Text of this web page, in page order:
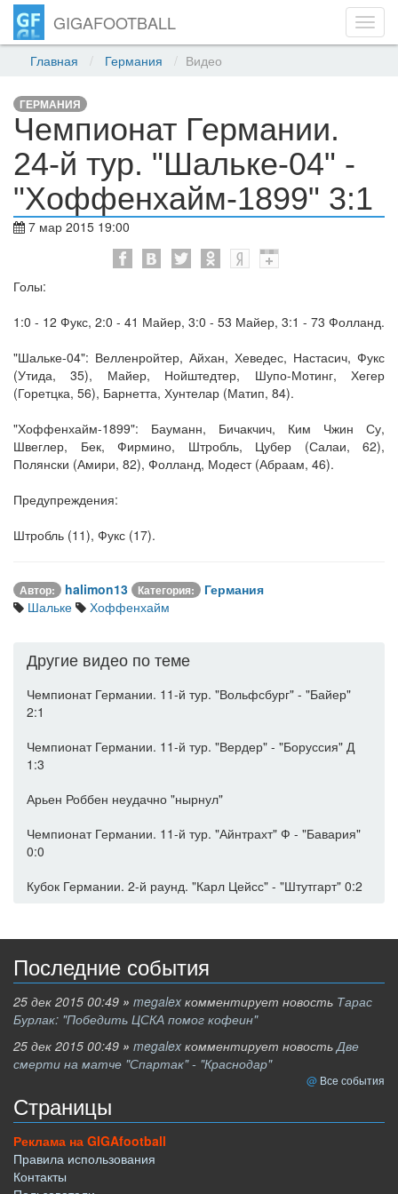
GIGAFOOTBALL
Главная Германия Видео
ГЕРМАНИЯ
Чемпионат Германии.
24-й тур. "Шальке-04" -
"Хоффенхайм-1899" 3:1
7 мар 2015 19:00
Голы:
1:0 - 12 Фукс, 2:0 - 41 Майер, 3:0 - 53 Майер, 3:1 - 73 Фолланд.
"Шальке-04": Велленройтер, Айхан, Хеведес, Настасич, Фукс
(Утида, 35), Майер, Нойштедтер, Шупо-Мотинг, Хегер
(Горетцка, 56), Барнетта, Хунтелар (Матип, 84).
"Хоффенхайм-1899": Бауманн, Бичакчич, Ким Чжин Су,
Швеглер, Бек, Фирмино, Штробль, Цубер (Салаи, 62),
Полянски (Амири, 82), Фолланд, Модест (Абраам, 46).
Предупреждения:
Штробль (11), Фукс (17).
Автор: halimon13 Категория:
Германия
Шальке
Хоффенхайм
Другие видео по теме
Чемпионат Германии. 11-й тур. "Вольфсбург" - "Байер"
2:1
Чемпионат Германии. 11-й тур. "Вердер" - "Боруссия" Д
1:3
Арьен Роббен неудачно "нырнул"
Чемпионат Германии. 11-й тур. "Айнтрахт" Ф - "Бавария"
0:0
Кубок Германии. 2-й раунд. "Карл Цейсс" - "Штутгарт" 0:2
Последние события
25 дек 2015 00:49 » megalex комментирует новость Тарас
Бурлак: "Победить ЦСКА помог кофеин"
25 дек 2015 00:49 » megalex комментирует новостьДве
смерти на матче "Спартак" - "Краснодар"
Все события
Страницы
Реклама на GIGAfootball
Правила использования
Контакты